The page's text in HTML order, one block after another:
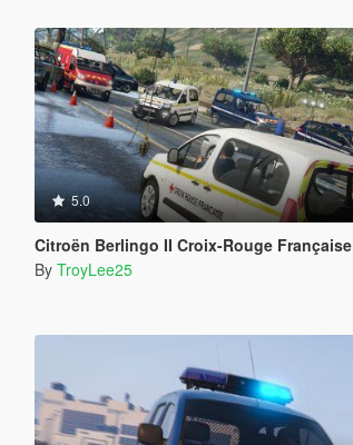
5.0
Citroën Berlingo II Croix-Rouge Française
By TroyLee25